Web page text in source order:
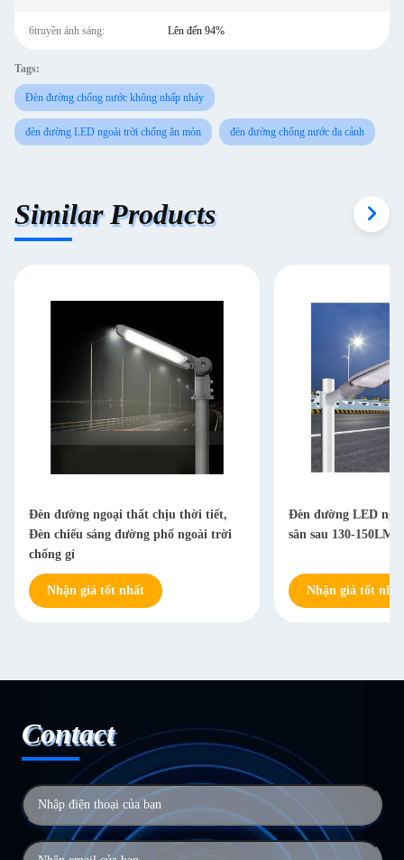
6truyền ánh sáng: Lên đến 94%
Tags:
Đèn đường chống nước không nhấp nháy
đèn đường LED ngoài trời chống ăn mòn đèn đường chống nước đa cảnh
Similar Products
Đèn đường ngoại thất chịu thời tiết,
Đèn chiếu sáng đường phố ngoài trời
chống gỉ
Nhận giá tốt nhất
Đèn đường LED
sân sau 130-150LM
Nhận giá tốt nhất
Contact